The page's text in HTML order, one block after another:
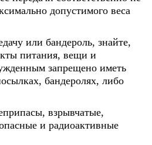
допустимого веса
или бандероль, знайте,
питания, вещи и
запрещено иметь
бандеролях, либо
взрывчатые,
и радиоактивные